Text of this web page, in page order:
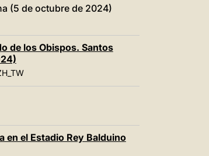
(5 de octubre de 2024)
de los Obispos. Santos
en el Estadio Rey Balduino